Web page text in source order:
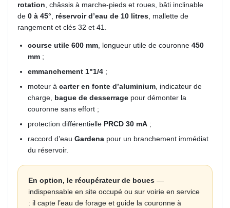
rotation, châssis à marche-pieds et roues, bâti inclinable
de 0 à 45°, réservoir d’eau de 10 litres, mallette de
rangement et clés 32 et 41.
course utile 600 mm, longueur utile de couronne 450
mm ;
emmanchement 1"1/4 ;
moteur à carter en fonte d’aluminium, indicateur de
charge, bague de desserrage pour démonter la
couronne sans effort ;
protection différentielle PRCD 30 mA ;
raccord d’eau Gardena pour un branchement immédiat
du réservoir.
En option, le récupérateur de boues —
indispensable en site occupé ou sur voirie en service
: il capte l’eau de forage et guide la couronne à